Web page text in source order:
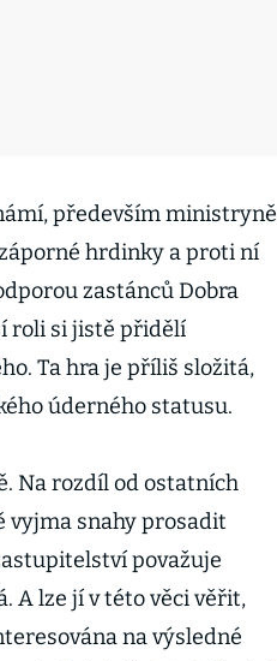
především ministryně
hrdinky a proti ní
zastánců Dobra
roli si jistě přidělí
Ta hra je příliš složitá,
úderného statusu.
Na rozdíl od ostatních
vyjma snahy prosadit
považuje
A lze jí v této věci věřit,
na výsledné